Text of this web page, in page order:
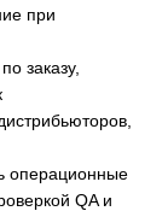
при
заказу,
операционные
QA и